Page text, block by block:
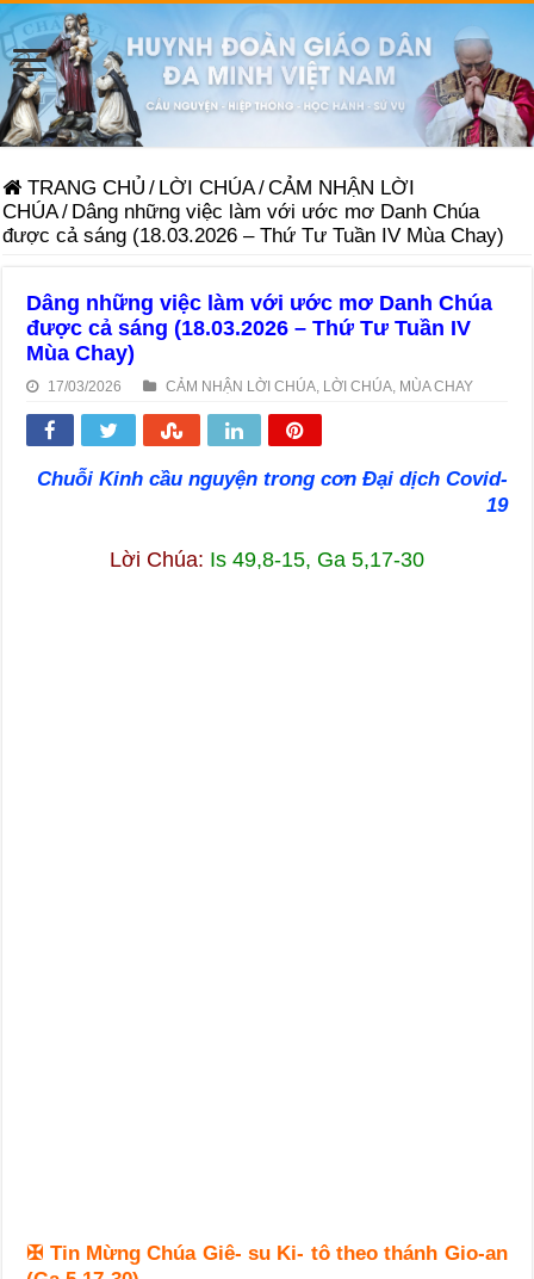
TRANG CHỦ / LỜI CHÚA/CẢM NHẬN LỜI
CHÚA/ Dâng những việc làm với ước mơ Danh Chúa
được cả sáng (18.03.2026 – Thứ Tư Tuần IV Mùa Chay)
Dâng những việc làm với ước mơ Danh Chúa
được cả sáng (18.03.2026 – Thứ Tư Tuần IV
Mùa Chay)
17/03/2026 CẢM NHẬN LỜI CHÚA LỜI CHÚA MÙA CHAY
Chuỗi Kinh cầu nguyện trong cơn Đại dịch Covid-
19
Lời Chúa: Is 49,8-15, Ga 5,17-30
✠ Tin Mừng Chúa Giê- su Ki- tô theo thánh Gio-an